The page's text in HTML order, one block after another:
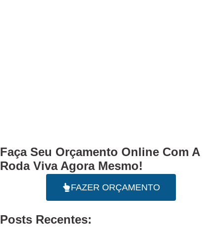
Faça Seu Orçamento Online Com A
Roda Viva Agora Mesmo!
FAZER ORÇAMENTO
Posts Recentes: